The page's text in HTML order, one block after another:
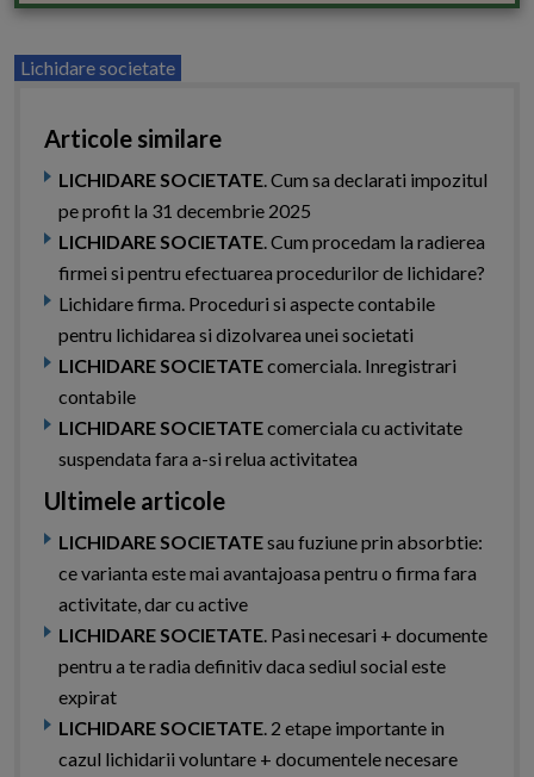
Lichidare societate
Articole similare
LICHIDARE SOCIETATE. Cum sa declarati impozitul
pe profit la 31 decembrie 2025
LICHIDARE SOCIETATE. Cum procedam la radierea
firmei si pentru efectuarea procedurilor de lichidare?
Lichidare firma. Proceduri si aspecte contabile
pentru lichidarea si dizolvarea unei societati
LICHIDARE SOCIETATEcomerciala. Inregistrari
contabile
LICHIDARE SOCIETATEcomerciala cu activitate
suspendata fara a-si relua activitatea
Ultimele articole
LICHIDARE SOCIETATEsau fuziune prin absorbtie:
ce varianta este mai avantajoasa pentru o firma fara
activitate, dar cu active
LICHIDARE SOCIETATE. Pasi necesari + documente
pentru a te radia definitiv daca sediul social este
expirat
LICHIDARE SOCIETATE. 2 etape importante in
cazul lichidarii voluntare + documentele necesare